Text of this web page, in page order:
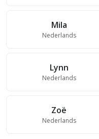
Mila
Nederlands
Lynn
Nederlands
Zoë
Nederlands